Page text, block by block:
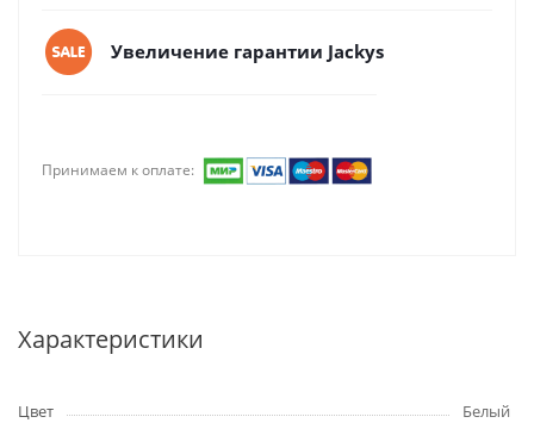
Увеличение гарантии Jackys
Принимаем к оплате:
Характеристики
Цвет
Белый